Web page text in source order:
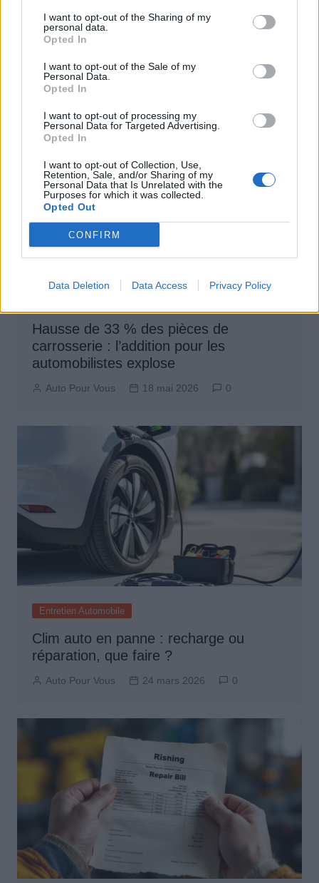
I want to opt-out of the Sharing of my
personal data.
Opted In
I want to opt-out of the Sale of my
Personal Data.
Opted In
I want to opt-out of processing my
Personal Data for Targeted Advertising.
Opted In
I want to opt-out of Collection, Use,
Retention, Sale, and/or Sharing of my
Personal Data that Is Unrelated with the
Purposes for which it was collected.
Opted Out
CONFIRM
Data Deletion Data Access Privacy Policy
Mercedes-AMG One : une révision à 38
Auto Pour Vous
Hausse de 33 % des pièces de
carrosserie : l’addition pour les
automobilistes explose
Auto Pour Vous 18 mai 2026 0
Entretien Automobile
Clim auto en panne : recharge ou
réparation, que faire ?
Auto Pour Vous 24 mars 2026 0